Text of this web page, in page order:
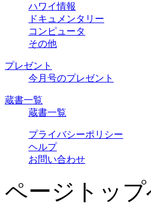
ハワイ情報
ドキュメンタリー
コンピュータ
その他
プレゼント
今月号のプレゼント
蔵書一覧
蔵書一覧
プライバシーポリシー
ヘルプ
お問い合わせ
ページト